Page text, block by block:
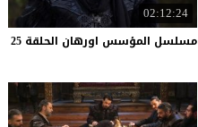
02:12:24
مسلسل المؤسس اورهان الحلقة 25